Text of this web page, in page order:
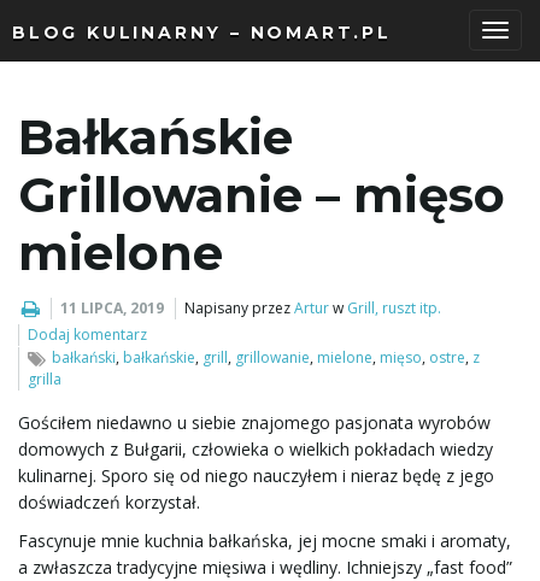
BLOG KULINARNY – NOMART.PL
Bałkańskie
Grillowanie – mięso
mielone
11 LIPCA, 2019 Napisany przezArturw Grill, ruszt itp.
Dodaj komentarz
bałkański, bałkańskie, grill, grillowanie, mielone, mięso, ostre, z
grilla
Gościłem niedawno u siebie znajomego pasjonata wyrobów
domowych z Bułgarii, człowieka o wielkich pokładach wiedzy
kulinarnej. Sporo się od niego nauczyłem i nieraz będę z jego
doświadczeń korzystał.
Fascynuje mnie kuchnia bałkańska, jej mocne smaki i aromaty,
a zwłaszcza tradycyjne mięsiwa i wędliny. Ichniejszy „fast food”